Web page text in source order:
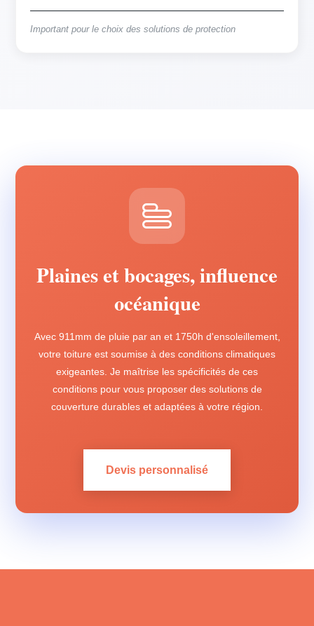
Important pour le choix des solutions de protection
Plaines et bocages, influence
océanique
Avec 911mm de pluie par an et 1750h d'ensoleillement,
votre toiture est soumise à des conditions climatiques
exigeantes. Je maîtrise les spécificités de ces
conditions pour vous proposer des solutions de
couverture durables et adaptées à votre région.
Devis personnalisé